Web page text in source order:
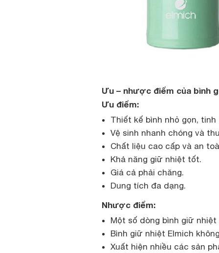
Ưu – nhược điểm của bình
Ưu điểm:
Thiết kế bình nhỏ gọn,
Vệ sinh nhanh chóng và
Chất liệu cao cấp và an
Khả năng giữ nhiệt tốt.
Giá cả phải chăng.
Dung tích đa dạng.
Nhược điểm:
Một số dòng bình giữ
Bình giữ nhiệt Elmich
Xuất hiện nhiều các sản